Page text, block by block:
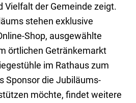
Vielfalt der Gemeinde zeigt.
stehen exklusive
Shop, ausgewählte
örtlichen Getränkemarkt
im Rathaus zum
Sponsor die Jubiläums-
möchte, findet weitere